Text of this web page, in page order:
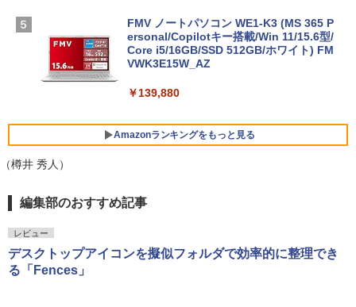
FMV ノートパソコン WE1-K3 (MS 365 P
ersonal/Copilotキー搭載/Win 11/15.6型/
Core i5/16GB/SSD 512GB/ホワイト) FM
VWK3E15W_AZ
￥139,880
Amazonランキングをもっと見る
Robloxギフトカード - 800 Robux 【限
生成AIパスポート公式テキスト 第４版
Amazon Kindle Paperwhite (16GB) 7イ
（樽井 秀人）
編集部のおすすめ記事
レビュー
デスクトップアイコンを擬似フォルダで効率的に整理でき
る「Fences」